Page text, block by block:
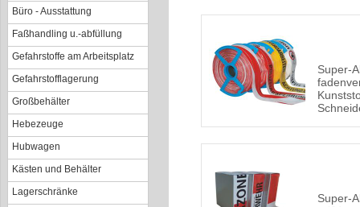
Büro - Ausstattung
Faßhandling u.-abfüllung
Gefahrstoffe am Arbeitsplatz
Gefahrstofflagerung
Großbehälter
Hebezeuge
Hubwagen
Kästen und Behälter
Lagerschränke
Super-
Super-